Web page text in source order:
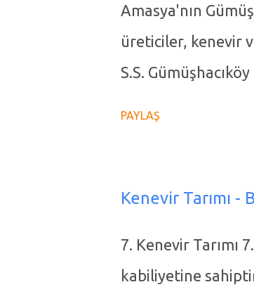
Amasya'nın
üreticiler, kenevir
S.S.
Amasya'nın
ve
PAYLAŞ
Kenevir Tarımı -
7. Kenevir Tarımı
kabiliyetine